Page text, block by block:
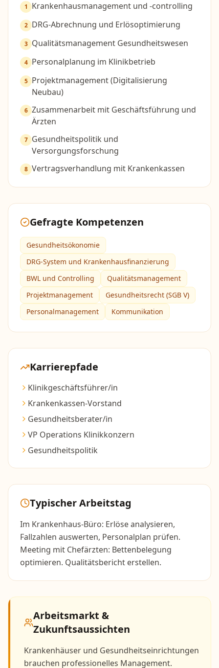
1 Krankenhausmanagement und -controlling
2 DRG-Abrechnung und Erlösoptimierung
3 Qualitätsmanagement Gesundheitswesen
4 Personalplanung im Klinikbetrieb
5 Projektmanagement (Digitalisierung
Neubau)
6 Zusammenarbeit mit Geschäftsführung und
Ärzten
7 Gesundheitspolitik und
Versorgungsforschung
8 Vertragsverhandlung mit Krankenkassen
Gefragte Kompetenzen
Gesundheitsökonomie
DRG-System und Krankenhausfinanzierung
BWL und Controlling
Qualitätsmanagement
Projektmanagement
Gesundheitsrecht (SGB V)
Personalmanagement
Kommunikation
Karrierepfade
Klinikgeschäftsführer/in
Krankenkassen-Vorstand
Gesundheitsberater/in
VP Operations Klinikkonzern
Gesundheitspolitik
Typischer Arbeitstag
Im Krankenhaus-Büro: Erlöse analysieren,
Fallzahlen auswerten, Personalplan prüfen.
Meeting mit Chefärzten: Bettenbelegung
optimieren. Qualitätsbericht erstellen.
Arbeitsmarkt &
Zukunftsaussichten
Krankenhäuser und Gesundheitseinrichtungen
brauchen professionelles Management.